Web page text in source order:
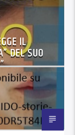
IL
DEL SUO